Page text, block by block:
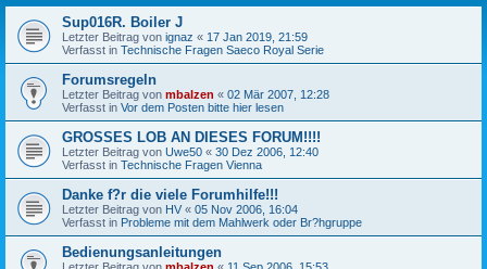
Sup016R. Boiler J
Letzter Beitrag von ignaz « 17 Jan 2019, 21:59
Verfasst in Technische Fragen Saeco Royal Serie
Forumsregeln
Letzter Beitrag von mbalzen « 02 Mär 2007, 12:28
Verfasst in Vor dem Posten bitte hier lesen
GROSSES LOB AN DIESES FORUM!!!!
Letzter Beitrag von Uwe50 « 30 Dez 2006, 12:40
Verfasst in Technische Fragen Vienna
Danke f?r die viele Forumhilfe!!!
Letzter Beitrag von HV « 05 Nov 2006, 16:04
Verfasst in Probleme mit dem Mahlwerk oder Br?hgruppe
Bedienungsanleitungen
Letzter Beitrag von mbalzen « 11 Sep 2006, 15:53